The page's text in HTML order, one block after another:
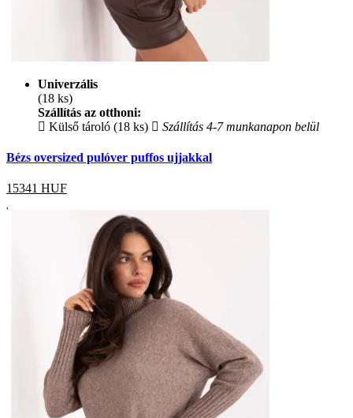
Univerzális
(18 ks)
Szállítás az otthoni:
Külső tároló (18 ks)
Szállítás 4-7 munkanapon belül
Bézs oversized pulóver puffos ujjakkal
15341 HUF